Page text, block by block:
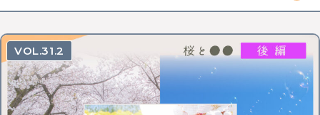
中野 高円寺 荻窪 西荻窪
吉祥寺
三鷹
武蔵境 東小金井 武蔵小金井
国分寺
西国分寺
国立 立川 日野 豊田
八王子
西八王子
高尾 西立川
拝島
牛浜 福生 羽村 小作 河辺
東青梅
31.2